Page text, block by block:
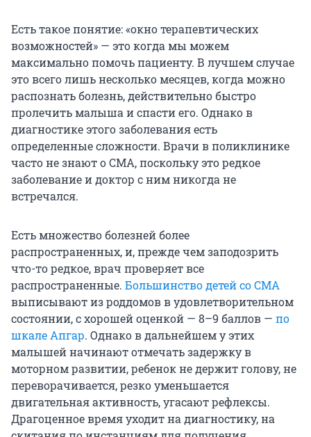
Есть такое понятие: «окно терапевтических
возможностей» — это когда мы можем
максимально помочь пациенту. В лучшем случае
это всего лишь несколько месяцев, когда можно
распознать болезнь, действительно быстро
пролечить малыша и спасти его. Однако в
диагностике этого заболевания есть
определенные сложности. Врачи в поликлинике
часто не знают о СМА, поскольку это редкое
заболевание и доктор с ним никогда не
встречался.
Есть множество болезней более
распространенных, и, прежде чем заподозрить
что-то редкое, врач проверяет все
распространенные. Большинство детей со СМА
выписывают из роддомов в удовлетворительном
состоянии, с хорошей оценкой — 8–9 баллов — по
шкале Апгар. Однако в дальнейшем у этих
малышей начинают отмечать задержку в
моторном развитии, ребенок не держит голову, не
переворачивается, резко уменьшается
двигательная активность, угасают рефлексы.
Драгоценное время уходит на диагностику, на